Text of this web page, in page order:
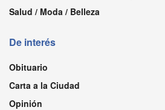
Salud / Moda / Belleza
De interés
Obituario
Carta a la Ciudad
Opinión